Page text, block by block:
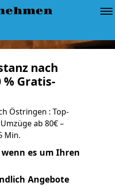
nach
Gratis-
Östringen : Top-
ab 80€ –
Min.
es um Ihren
Angebote